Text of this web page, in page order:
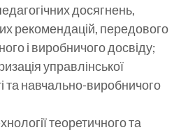
досягнень,
рекомендацій, передового
і виробничого досвіду;
управлінської
та навчально-виробничого
теоретичного та